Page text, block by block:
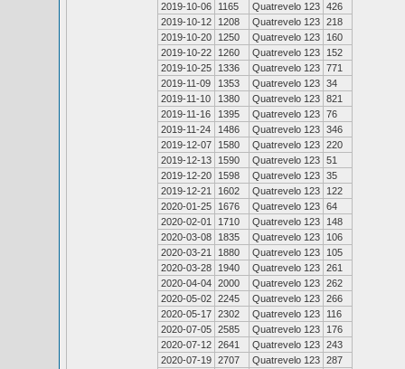
2019-10-06
1165 Quatrevelo 123 426
2019-10-12
1208 Quatrevelo 123 218
2019-10-20
1250 Quatrevelo 123
160
2019-10-22
1260 Quatrevelo 123
152
2019-10-25
1336 Quatrevelo 123 771
2019-11-09
1353 Quatrevelo 123 34
2019-11-10
1380 Quatrevelo 123 821
2019-11-16
1395 Quatrevelo 123 76
2019-11-24
1486 Quatrevelo 123 346
2019-12-07
1580 Quatrevelo 123 220
2019-12-13
1590 Quatrevelo 123 51
2019-12-20
1598 Quatrevelo 123 35
2019-12-21
1602 Quatrevelo 123
122
2020-01-25
1676 Quatrevelo 123 64
2020-02-01
1710 Quatrevelo 123
148
2020-03-08
1835 Quatrevelo 123
106
2020-03-21
1880 Quatrevelo 123
105
2020-03-28
1940 Quatrevelo 123 261
2020-04-04 2000 Quatrevelo 123 262
2020-05-02 2245 Quatrevelo 123 266
2020-05-17 2302 Quatrevelo 123
116
2020-07-05 2585 Quatrevelo 123
176
2020-07-12 2641 Quatrevelo 123 243
2020-07-19 2707 Quatrevelo 123 287